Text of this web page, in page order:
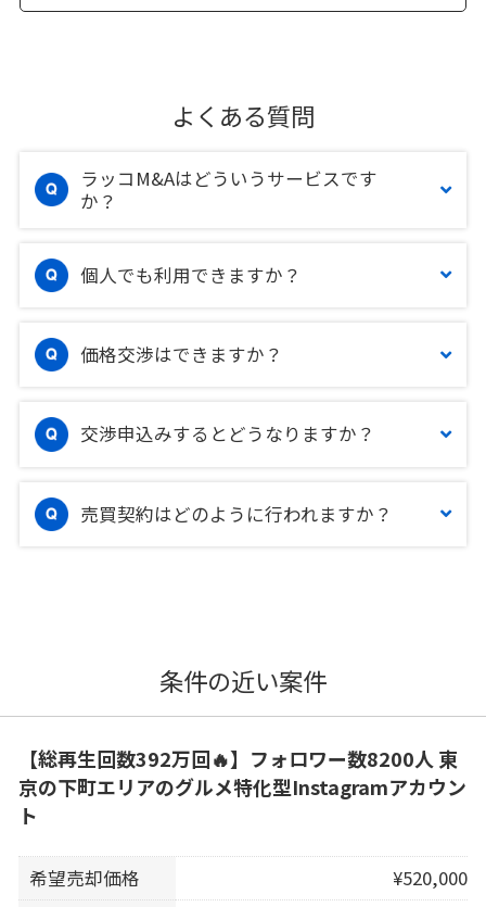
よくある質問
ラッコM&Aはどういうサービスです
か？
個人でも利用できますか？
価格交渉はできますか？
交渉申込みするとどうなりますか？
売買契約はどのように行われますか？
条件の近い案件
【総再生回数392万回🔥】フォロワー数8200人 東
京の下町エリアのグルメ特化型Instagramアカウン
ト
希望売却価格
¥520,000